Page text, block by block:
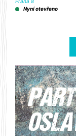
Praha 8
Nyní otevřeno